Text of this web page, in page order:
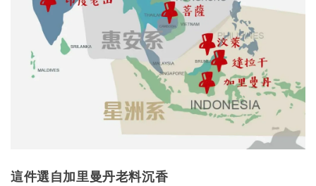
這件選自加里曼丹老料沉香